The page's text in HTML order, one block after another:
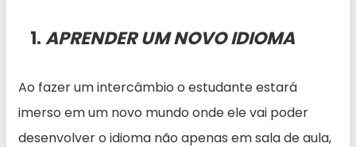
1.APRENDER UM NOVO IDIOMA
Ao fazer um intercâmbio o estudante estará
imerso em um novo mundo onde ele vai poder
desenvolver o idioma não apenas em sala de aula,